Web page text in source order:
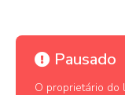
Pausado
O proprietário do